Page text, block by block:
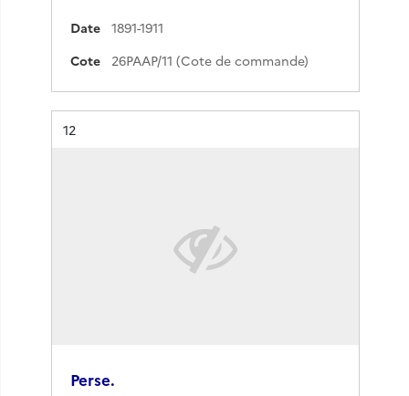
Date
1891-1911
Cote
26PAAP/11 (Cote de commande)
Résultat n°
12
Perse.